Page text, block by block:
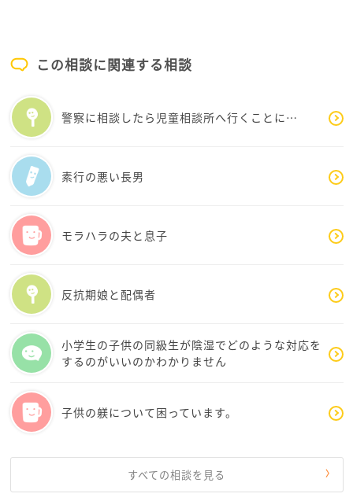
その上、仕事をしながらの育児はとても大変です。
夢中で子育てしていたのかもしれません。気がついた
時には30代後半になってましたf^_^;
そんな私の反省⁈からアドバイスをさせてください。
私は忙しい時期は昇任なども諦めていました。
自分と同じ世代の人たちより少し上にいます。
今年は資格試験をしようかな？と考えています。
結果からいくと、後からいくらでも挽回できたんだな
と実体験で思います。
大変な時にあれもこれもしようとすると、焦って余計
にイライラしてしまいますよね。
当時私もかなりイライラしていました。
今は子育てにウエイトを置いて、仕事を続け、子育て
この相談に関連する相談
警察に相談したら児童相談所へ行くことに…
素行の悪い長男
モラハラの夫と息子
反抗期娘と配偶者
小学生の子供の同級生が陰湿でどのような対応を
するのがいいのかわかりません
子供の躾について困っています。
すべての相談を見る